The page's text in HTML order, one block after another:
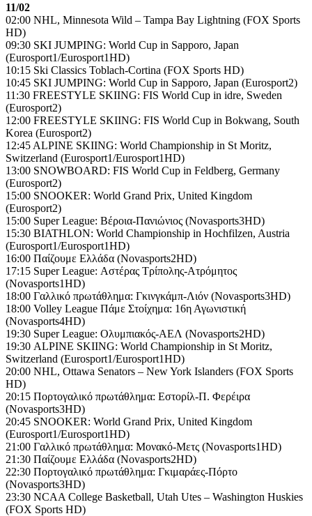
11/02
02:00 NHL, Minnesota Wild – Tampa Bay Lightning (FOX Sports
HD)
09:30 SKI JUMPING: World Cup in Sapporo, Japan
(Eurosport1/Eurosport1HD)
10:15 Ski Classics Toblach-Cortina (FOX Sports HD)
10:45 SKI JUMPING: World Cup in Sapporo, Japan (Eurosport2)
11:30 FREESTYLE SKIING: FIS World Cup in idre, Sweden
(Eurosport2)
12:00 FREESTYLE SKIING: FIS World Cup in Bokwang, South
Korea (Eurosport2)
12:45 ALPINE SKIING: World Championship in St Moritz,
Switzerland (Eurosport1/Eurosport1HD)
13:00 SNOWBOARD: FIS World Cup in Feldberg, Germany
(Eurosport2)
15:00 SNOOKER: World Grand Prix, United Kingdom
(Eurosport2)
15:00 Super League: Βέροια-Πανιώνιος (Novasports3HD)
15:30 BIATHLON: World Championship in Hochfilzen, Austria
(Eurosport1/Eurosport1HD)
16:00 Παίζουμε Ελλάδα (Novasports2HD)
17:15 Super League: Αστέρας Τρίπολης-Ατρόμητος
(Novasports1HD)
18:00 Γαλλικό πρωτάθλημα: Γκινγκάμπ-Λιόν (Novasports3HD)
18:00 Volley League Πάμε Στοίχημα: 16η Αγωνιστική
(Novasports4HD)
19:30 Super League: Ολυμπιακός-ΑΕΛ (Novasports2HD)
19:30 ALPINE SKIING: World Championship in St Moritz,
Switzerland (Eurosport1/Eurosport1HD)
20:00 NHL, Ottawa Senators – New York Islanders (FOX Sports
HD)
20:15 Πορτογαλικό πρωτάθλημα: Εστορίλ-Π. Φερέιρα
(Novasports3HD)
20:45 SNOOKER: World Grand Prix, United Kingdom
(Eurosport1/Eurosport1HD)
21:00 Γαλλικό πρωτάθλημα: Μονακό-Μετς (Novasports1HD)
21:30 Παίζουμε Ελλάδα (Novasports2HD)
22:30 Πορτογαλικό πρωτάθλημα: Γκιμαράες-Πόρτο
(Novasports3HD)
23:30 NCAA College Basketball, Utah Utes – Washington Huskies
(FOX Sports HD)